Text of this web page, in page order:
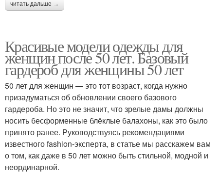
читать дальше →
Красивые модели одежды для
женщин после 50 лет. Базовый
гардероб для женщины 50 лет
50 лет для женщин — это тот возраст, когда нужно
призадуматься об обновлении своего базового
гардероба. Но это не значит, что зрелые дамы должны
носить бесформенные блёклые балахоны, как это было
принято ранее. Руководствуясь рекомендациями
известного fashion-эксперта, в статье мы расскажем вам
о том, как даже в 50 лет можно быть стильной, модной и
неординарной.